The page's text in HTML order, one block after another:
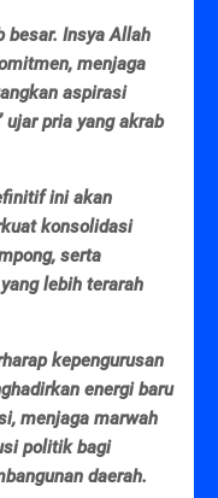
besar. Insya Allah
menjaga
aspirasi
ujar pria yang akrab
ini akan
konsolidasi
serta
lebih terarah
kepengurusan
energi baru
menjaga marwah
politik bagi
daerah.